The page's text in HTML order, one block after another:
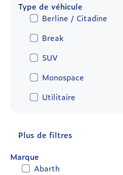
Type de véhicule
Berline / Citadine
Break
SUV
Monospace
Utilitaire
Plus de filtres
Marque
Abarth